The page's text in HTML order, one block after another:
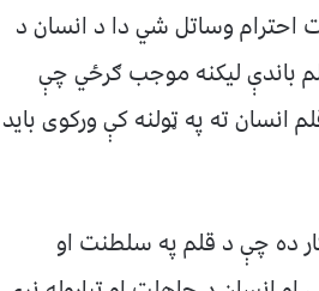
احترام وساتل شي دا د انسان د
باندې لیکنه موجب ګرځي چې
انسان ته په ټولنه کې ورکوی باید
ده چې د قلم په سلطنت او